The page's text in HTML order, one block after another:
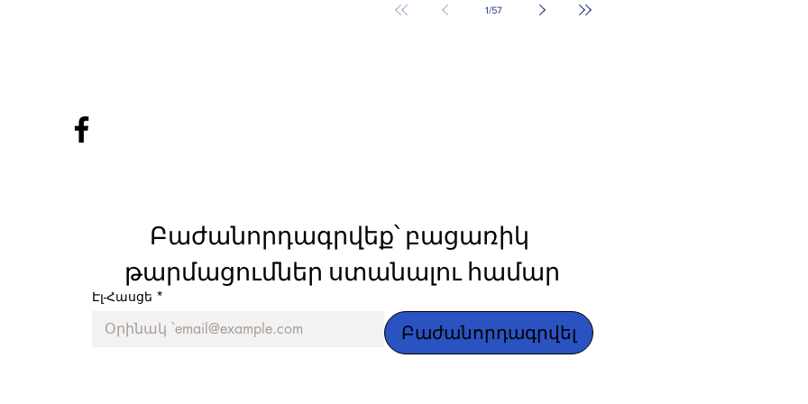
1/57
Բաժանորդագրվեք՝ բացառիկ
թարմացումներ ստանալու համար
Էլ-Հասցե *
Բաժանորդագրվել